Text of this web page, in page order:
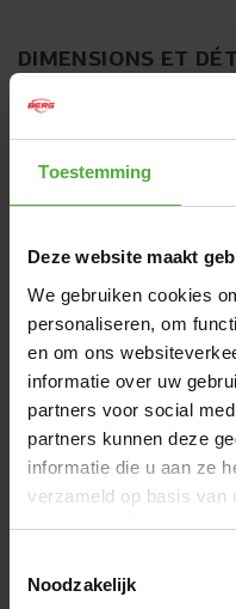
Toestemming
Deze website maakt
We gebruiken cookies
personaliseren, om
en om ons
informatie over uw
partners voor social
partners kunnen deze
informatie die u aan ze
verzameld op basis van
gaat akkoord met onze
Noodzakelijk
DIMENSIONS ET
Nom du produit
SKU
COMMENTAIRES
330 (EXCL.
RÉDIGER UN
5/5